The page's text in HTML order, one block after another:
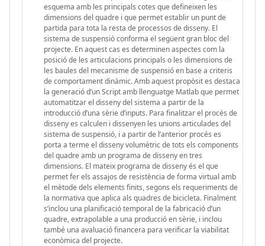
esquema amb les principals cotes que defineixen les
dimensions del quadre i que permet establir un punt de
partida para tota la resta de processos de disseny. El
sistema de suspensió conforma el següent gran bloc del
projecte. En aquest cas es determinen aspectes com la
posició de les articulacions principals o les dimensions de
les baules del mecanisme de suspensió en base a criteris
de comportament dinàmic. Amb aquest propòsit es destaca
la generació d’un Script amb llenguatge Matlab que permet
automatitzar el disseny del sistema a partir de la
introducció d’una sèrie d’inputs. Para finalitzar el procés de
disseny es calculen i dissenyen les unions articulades del
sistema de suspensió, i a partir de l’anterior procés es
porta a terme el disseny volumètric de tots els components
del quadre amb un programa de disseny en tres
dimensions. El mateix programa de disseny és el que
permet fer els assajos de resistència de forma virtual amb
el mètode dels elements finits, segons els requeriments de
la normativa que aplica als quadres de bicicleta. Finalment
s’inclou una planificació temporal de la fabricació d’un
quadre, extrapolable a una producció en sèrie, i inclou
també una avaluació financera para verificar la viabilitat
econòmica del projecte.